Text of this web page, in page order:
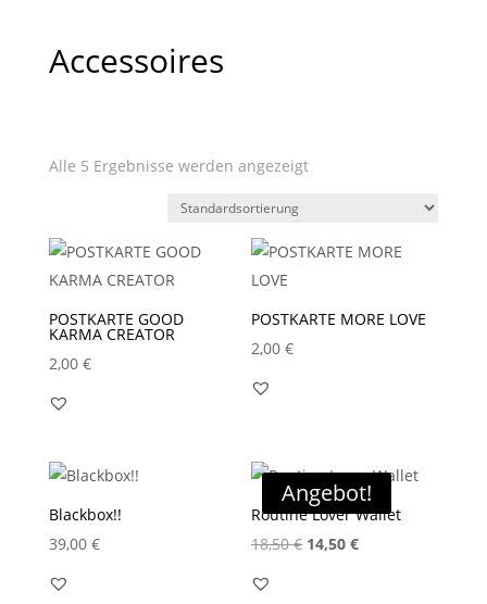
Accessoires
Alle 5 Ergebnisse werden angezeigt
POSTKARTE GOOD
KARMA CREATOR
2,00 €
POSTKARTE MORE LOVE
2,00€
Blackbox!!
39,00 €
Angebot!
Routine Lover Wallet
18,50€ Ursprünglicher
14,50€Aktueller